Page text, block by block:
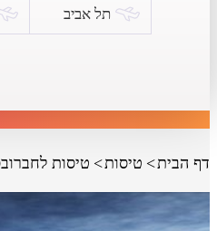
רכב
תל אביב
דף הבית טיסות טיסות